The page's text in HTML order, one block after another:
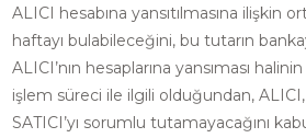
ALICI hesabına yansıtılmasına ilişkin
haftayı bulabileceğini, bu tutarın
ALICI’nın hesaplarına yansıması
işlem süreci ile ilgili olduğundan,
SATICI’yı sorumlu tutamayacağını